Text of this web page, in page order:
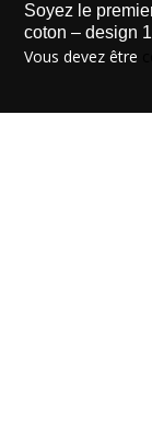
Soyez le
coton – design
Vous devez être